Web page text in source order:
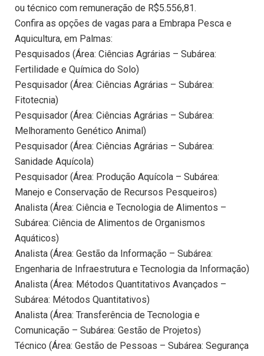
ou técnico com remuneração de R$5.556,81.
Confira as opções de vagas para a Embrapa Pesca e
Aquicultura, em Palmas:
Pesquisados (Área: Ciências Agrárias – Subárea:
Fertilidade e Química do Solo)
Pesquisador (Área: Ciências Agrárias – Subárea:
Fitotecnia)
Pesquisador (Área: Ciências Agrárias – Subárea:
Melhoramento Genético Animal)
Pesquisador (Área: Ciências Agrárias – Subárea:
Sanidade Aquícola)
Pesquisador (Área: Produção Aquícola – Subárea:
Manejo e Conservação de Recursos Pesqueiros)
Analista (Área: Ciência e Tecnologia de Alimentos –
Subárea: Ciência de Alimentos de Organismos
Aquáticos)
Analista (Área: Gestão da Informação – Subárea:
Engenharia de Infraestrutura e Tecnologia da Informação)
Analista (Área: Métodos Quantitativos Avançados –
Subárea: Métodos Quantitativos)
Analista (Área: Transferência de Tecnologia e
Comunicação – Subárea: Gestão de Projetos)
Técnico (Área: Gestão de Pessoas – Subárea: Segurança